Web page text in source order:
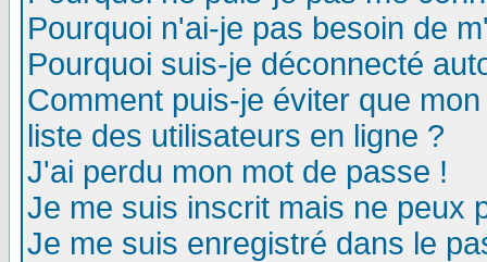
Pourquoi n'ai-je pas besoin de
Pourquoi suis-je déconnecté
Comment puis-je éviter que
liste des utilisateurs en ligne ?
J'ai perdu mon mot de passe !
Je me suis inscrit mais ne peux
Je me suis enregistré dans le